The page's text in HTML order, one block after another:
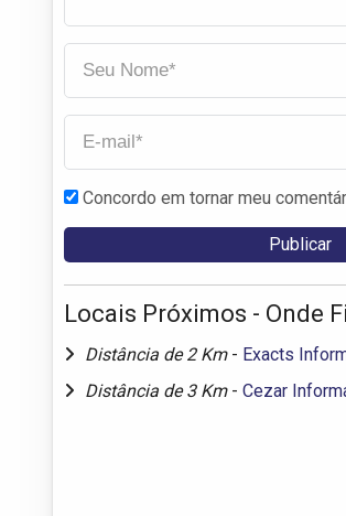
Concordo em tornar meu
Locais Próximos - Onde
Distância de 2 Km - Exacts
Distância de 3 Km - Cezar